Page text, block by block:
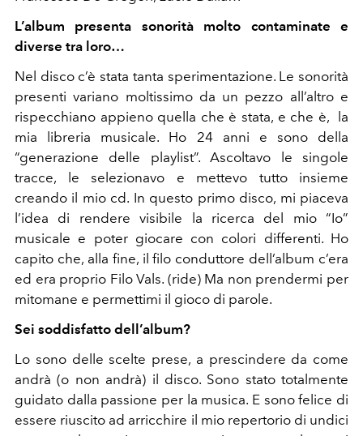
L’album presenta sonorità molto contaminate e
diverse tra loro…
Nel disco c’è stata tanta sperimentazione. Le sonorità
presenti variano moltissimo da un pezzo all’altro e
rispecchiano appieno quella che è stata, e che è, la
mia libreria musicale. Ho 24 anni e sono della
“generazione delle playlist”. Ascoltavo le singole
tracce, le selezionavo e mettevo tutto insieme
creando il mio cd. In questo primo disco, mi piaceva
l’idea di rendere visibile la ricerca del mio “Io”
musicale e poter giocare con colori differenti. Ho
capito che, alla fine, il filo conduttore dell’album c’era
ed era proprio Filo Vals. (ride) Ma non prendermi per
mitomane e permettimi il gioco di parole.
Sei soddisfatto dell’album?
Lo sono delle scelte prese, a prescindere da come
andrà (o non andrà) il disco. Sono stato totalmente
guidato dalla passione per la musica. E sono felice di
essere riuscito ad arricchire il mio repertorio di undici